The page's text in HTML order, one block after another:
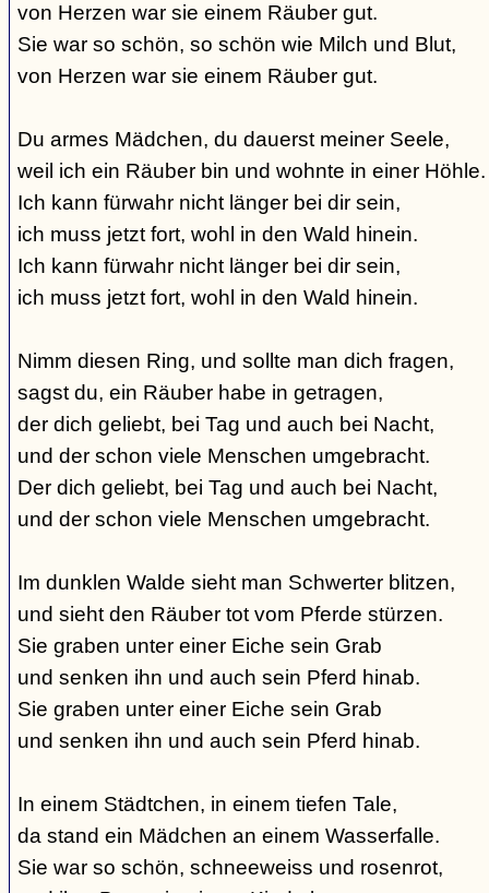
von Herzen war sie einem Räuber gut.
Sie war so schön, so schön wie Milch und Blut,
von Herzen war sie einem Räuber gut.
Du armes Mädchen, du dauerst meiner Seele,
weil ich ein Räuber bin und wohnte in einer Höhle.
Ich kann fürwahr nicht länger bei dir sein,
ich muss jetzt fort, wohl in den Wald hinein.
Ich kann fürwahr nicht länger bei dir sein,
ich muss jetzt fort, wohl in den Wald hinein.
Nimm diesen Ring, und sollte man dich fragen,
sagst du, ein Räuber habe in getragen,
der dich geliebt, bei Tag und auch bei Nacht,
und der schon viele Menschen umgebracht.
Der dich geliebt, bei Tag und auch bei Nacht,
und der schon viele Menschen umgebracht.
Im dunklen Walde sieht man Schwerter blitzen,
und sieht den Räuber tot vom Pferde stürzen.
Sie graben unter einer Eiche sein Grab
und senken ihn und auch sein Pferd hinab.
Sie graben unter einer Eiche sein Grab
und senken ihn und auch sein Pferd hinab.
In einem Städtchen, in einem tiefen Tale,
da stand ein Mädchen an einem Wasserfalle.
Sie war so schön, schneeweiss und rosenrot,